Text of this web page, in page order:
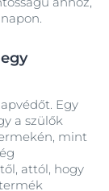
Egy
a szülők
mint
attól, hogy